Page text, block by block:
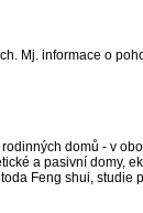
Mj. informace o
domů - v
a pasivní domy,
Feng shui, studie